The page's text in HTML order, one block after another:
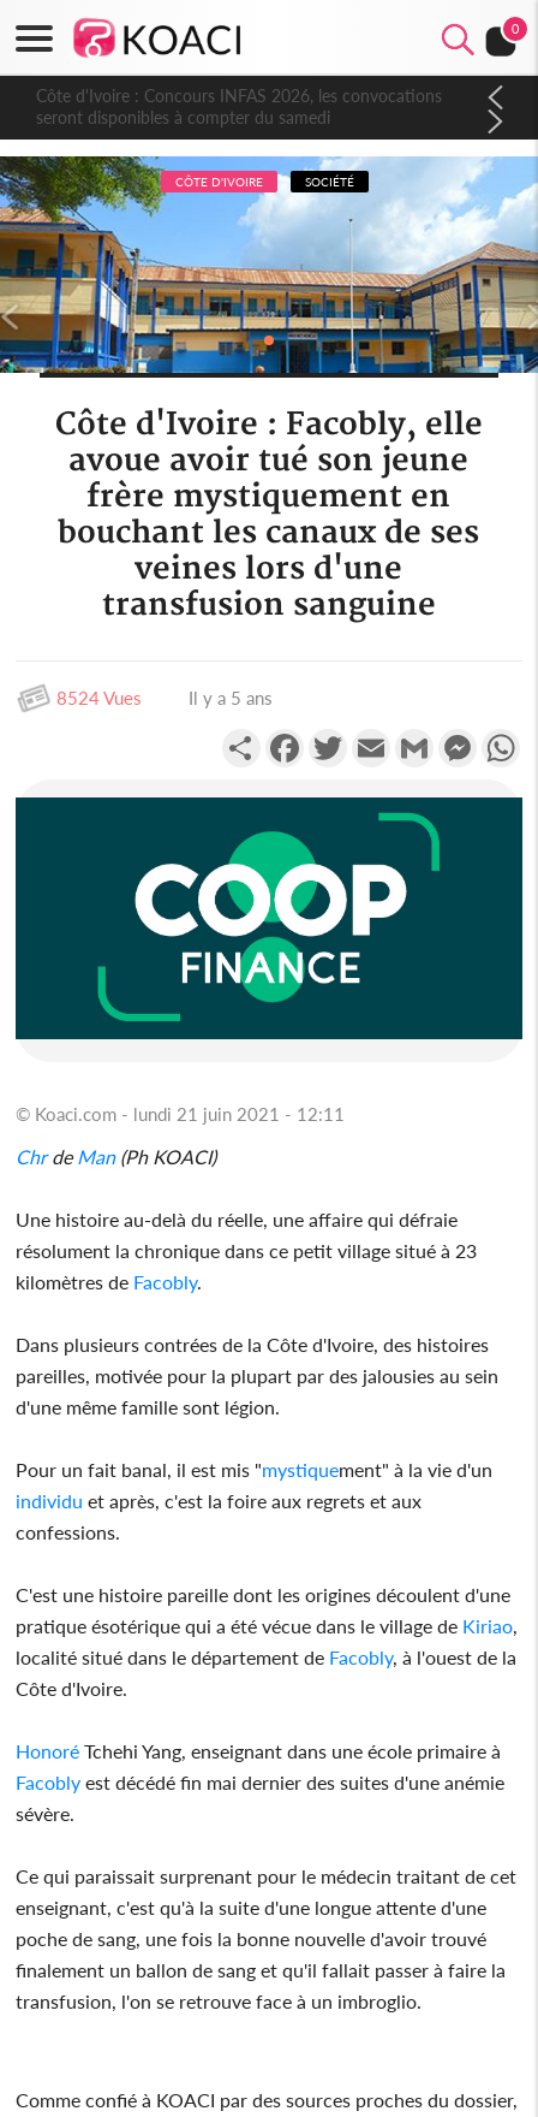
0
Côte d'Ivoire : Concours INFAS 2026, les convocations
seront disponibles à compter du samedi
CÔTE D'IVOIRE SOCIÉTÉ
Côte d'Ivoire : Facobly, elle
avoue avoir tué son jeune
frère mystiquement en
bouchant les canaux de ses
veines lors d'une
transfusion sanguine
8524 Vues Il y a 5 ans
PartagerFacebookTwitterEmail Gmail
© Koaci.com - lundi 21 juin 2021 - 12:11
Chrde Man(Ph KOACI)
Une histoire au-delà du réelle, une affaire qui défraie
résolument la chronique dans ce petit village situé à 23
kilomètres de Facobly.
Dans plusieurs contrées de la Côte d'Ivoire, des histoires
pareilles, motivée pour la plupart par des jalousies au sein
d'une même famille sont légion.
Pour un fait banal, il est mis "mystiquement" à la vie d'un
individu et après, c'est la foire aux regrets et aux
confessions.
C'est une histoire pareille dont les origines découlent d'une
pratique ésotérique qui a été vécue dans le village de Kiriao
localité situé dans le département de Facobly, à l'ouest de la
Côte d'Ivoire.
Honoré Tchehi Yang, enseignant dans une école primaire à
Facobly est décédé fin mai dernier des suites d'une anémie
sévère.
Ce qui paraissait surprenant pour le médecin traitant de cet
enseignant, c'est qu'à la suite d'une longue attente d'une
poche de sang, une fois la bonne nouvelle d'avoir trouvé
finalement un ballon de sang et qu'il fallait passer à faire la
transfusion, l'on se retrouve face à un imbroglio.
Comme confié à KOACI par des sources proches du dossier,